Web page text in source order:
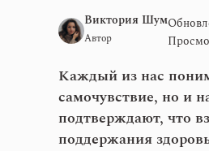
Виктория Шум
Автор
Каждый из нас
самочувствие, но и
подтверждают, что
поддержания